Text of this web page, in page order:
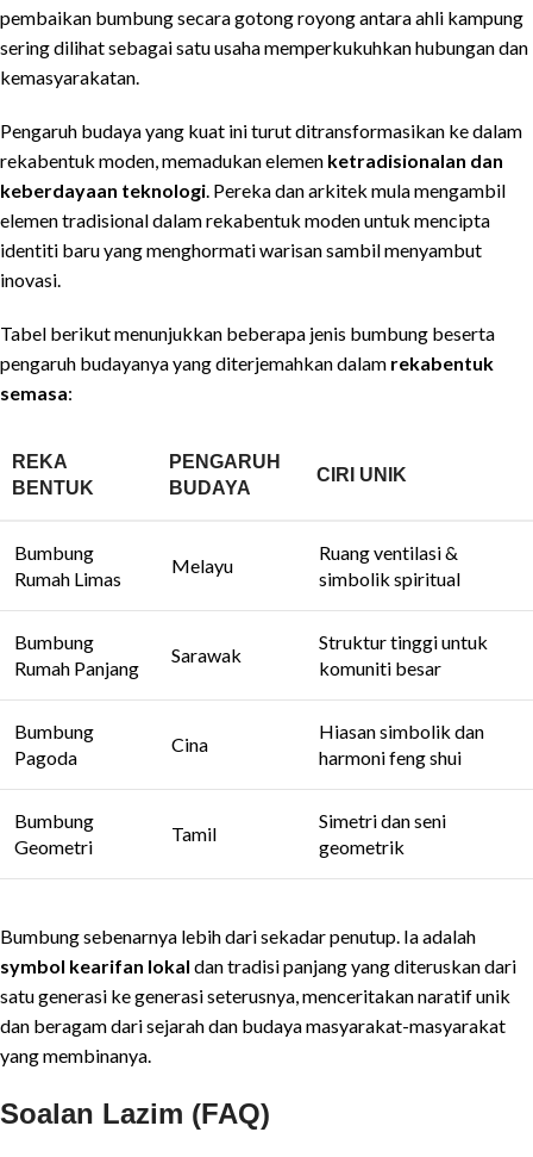
pembaikan bumbung secara gotong royong antara ahli kampung
sering dilihat sebagai satu usaha memperkukuhkan hubungan dan
kemasyarakatan.
Pengaruh budaya yang kuat ini turut ditransformasikan ke dalam
rekabentuk moden, memadukan elemen ketradisionalan dan
keberdayaan teknologi . Pereka dan arkitek mula mengambil
elemen tradisional dalam rekabentuk moden untuk mencipta
identiti baru yang menghormati warisan sambil menyambut
inovasi.
Tabel berikut menunjukkan beberapa jenis bumbung beserta
pengaruh budayanya yang diterjemahkan dalam rekabentuk
semasa:
REKA
BENTUK
PENGARUH
BUDAYA
CIRI UNIK
Bumbung
Rumah Limas
Melayu
Ruang ventilasi &
simbolik spiritual
Bumbung
Rumah Panjang
Sarawak
Struktur tinggi untuk
komuniti besar
Bumbung
Pagoda
Cina
Hiasan simbolik dan
harmoni feng shui
Bumbung
Geometri
Tamil
Simetri dan seni
geometrik
Bumbung sebenarnya lebih dari sekadar penutup. Ia adalah
symbol kearifan lokal dan tradisi panjang yang diteruskan dari
satu generasi ke generasi seterusnya, menceritakan naratif unik
dan beragam dari sejarah dan budaya masyarakat-masyarakat
yang membinanya.
Soalan Lazim (FAQ)